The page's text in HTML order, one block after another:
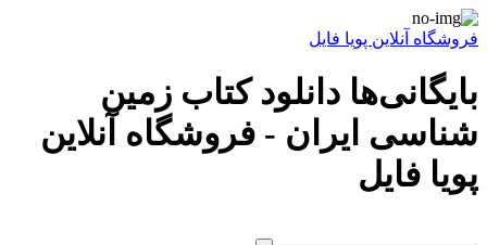
فروشگاه آنلاین پویا فایل
بایگانی‌ها دانلود کتاب زمین
شناسی ایران - فروشگاه آنلاین
پویا فایل